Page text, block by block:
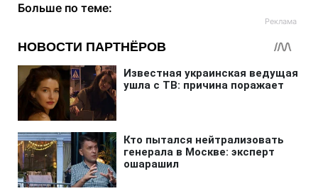
Больше по теме: